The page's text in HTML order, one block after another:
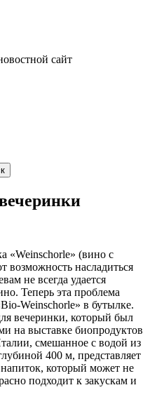
сайт
«Weinschorle» (вино с
возможность насладиться
не всегда удается
Теперь эта проблема
Weinschorle» в бутылке.
вечеринки, который был
на выставке биопродуктов
смешанное с водой из
400 м, представляет
который может не
подходит к закускам и